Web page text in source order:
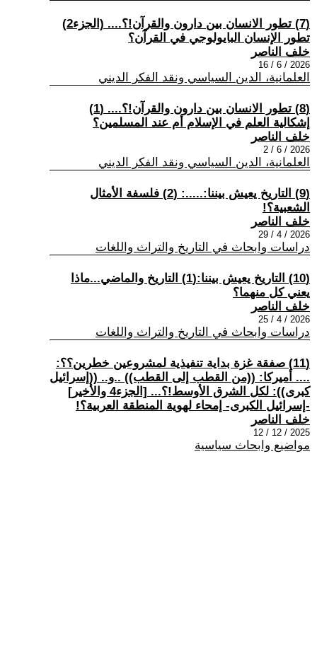
(7) تطور الانسان بين دارون والقرآن!؟.... (الجزء2)
تطور الإنسان البايولوجي في القرآن؟
خلف الناصر
2026 / 6 / 16
العلمانية، الدين السياسي ونقد الفكر الديني
(8) تطور الانسان بين دارون والقرآن!؟.... (1)
إشكالية العلم في الإسلام أم عند المسلمين؟
خلف الناصر
2026 / 6 / 2
العلمانية، الدين السياسي ونقد الفكر الديني
(9) التاريخ يعيش بيننا:.....: (2) فلسفة الأمثال
الشعبية؟!
خلف الناصر
2026 / 4 / 29
دراسات وابحاث في التاريخ والتراث واللغات
(10) التاريخ يعيش بيننا:(1) التاريخ والماضي...ماذا
يعني كل منهما؟
خلف الناصر
2026 / 4 / 25
دراسات وابحاث في التاريخ والتراث واللغات
(11) صفقة غزة بداية تنفيذية لمشروعين خطرين؟؟:
.... أميركا: ((من القطب إلى القطب)) ..و.. ((إسرائيل
كبرى)): لكل الشرق الأوسط!؟... [الجزء4 والأخير]
-إسرائيل الكبرى- إمحاء لهوية المنطقة العربية؟!
خلف الناصر
2025 / 12 / 12
مواضيع وابحاث سياسية